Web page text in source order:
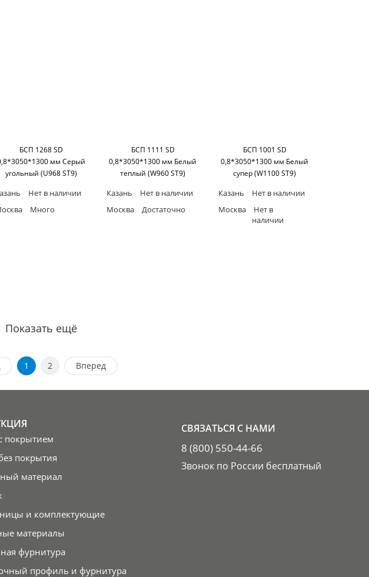
БСП 1268 SD
мм Серый
угольный (U968 ST9)
Нет в наличии
Много
БСП 1111 SD
0,8*3050*1300 мм Белый
теплый (W960 ST9)
Казань
Нет в наличии
Москва
Достаточно
БСП 1001 SD
0,8*3050*1300 мм Белый
супер (W1100 ST9)
Казань
Нет в наличии
Москва
Нет в
наличии
Показать ещё
1 2 Вперед
покрытием
покрытия
материал
и комплектующие
материалы
фурнитура
профиль и фурнитура
СВЯЗАТЬСЯ С НАМИ
8 (800) 550-44-66
Звонок по России бесплатный